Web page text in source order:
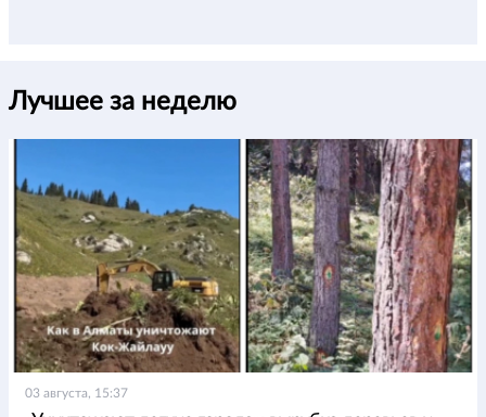
Лучшее за неделю
03 августа, 15:37